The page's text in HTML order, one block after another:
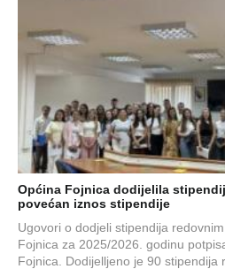
Općina Fojnica dodijelila
povećan iznos stipendije
Ugovori o dodjeli stipendija
Fojnica za 2025/2026. godinu
Fojnica. Dodijelljeno je 90 stipendija